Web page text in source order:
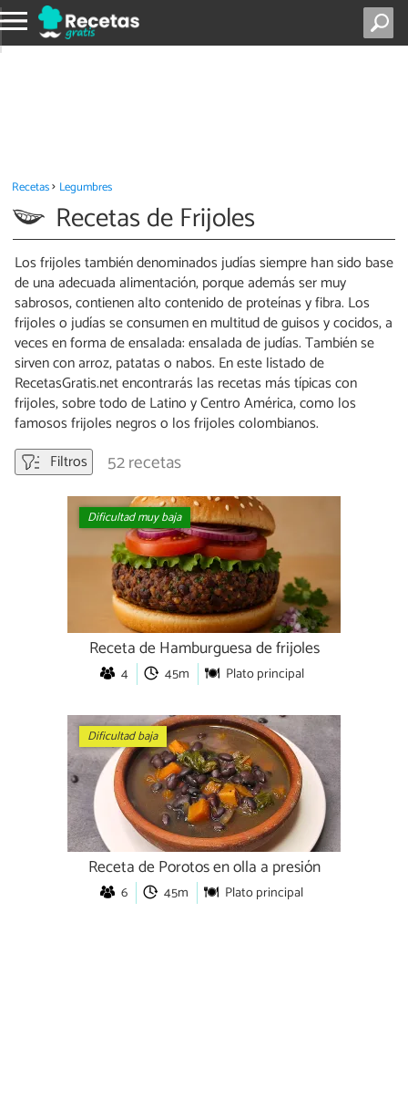
Recetas Legumbres
Recetas de Frijoles
Los frijoles también denominados judías siempre han sido base
de una adecuada alimentación, porque además ser muy
sabrosos, contienen alto contenido de proteínas y fibra. Los
frijoles o judías se consumen en multitud de guisos y cocidos, a
veces en forma de ensalada: ensalada de judías. También se
sirven con arroz, patatas o nabos. En este listado de
RecetasGratis.net encontrarás las recetas más típicas con
frijoles, sobre todo de Latino y Centro América, como los
famosos frijoles negros o los frijoles colombianos.
Filtros
52 recetas
Dificultad muy baja
Receta de Hamburguesa de frijoles
4 45m Plato principal
Dificultad baja
Receta de Porotos en olla a presión
6 45m Plato principal